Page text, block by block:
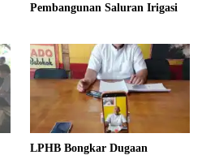
Pembangunan Saluran Irigasi
LPHB Bongkar Dugaan